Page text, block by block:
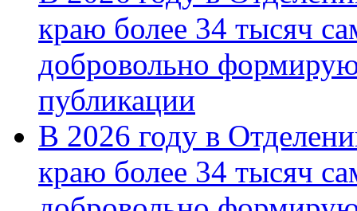
краю более 34 тысяч
добровольно
публикации
В 2026 году в
краю более 34 тысяч